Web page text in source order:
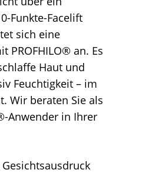
Funkte-Facelift
sich eine
PROFHILO® an. Es
Haut und
Feuchtigkeit – im
Wir beraten Sie als
Anwender in Ihrer